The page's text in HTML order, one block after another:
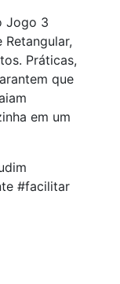
Jogo 3
Retangular,
Práticas,
que
em um
#facilitar